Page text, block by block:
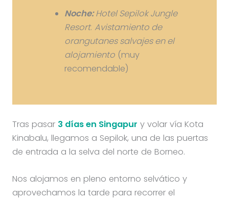
Noche: Hotel Sepilok Jungle
Resort. Avistamiento de
orangutanes salvajes en el
alojamiento(muy
recomendable)
Tras pasar 3 días en Singapur y volar vía Kota
Kinabalu, llegamos a Sepilok, una de las puertas
de entrada a la selva del norte de Borneo.
Nos alojamos en pleno entorno selvático y
aprovechamos la tarde para recorrer el